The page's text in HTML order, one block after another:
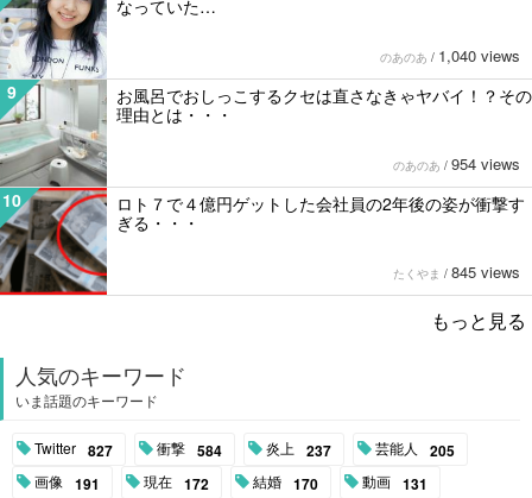
なっていた…
のあのあ / 1,040 views
9
お風呂でおしっこするクセは直さなきゃヤバイ！？その
理由とは・・・
のあのあ / 954 views
10
ロト７で４億円ゲットした会社員の2年後の姿が衝撃す
ぎる・・・
たくやま / 845 views
もっと見る
人気のキーワード
いま話題のキーワード
Twitter 827 衝撃 584 炎上 237 芸能人 205
画像 191 現在 172 結婚 170 動画 131